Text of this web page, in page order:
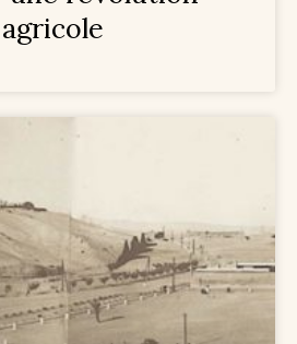
agricole